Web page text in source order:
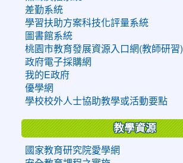
差勤系統
學習扶助方案科技化評量系統
圖書館系統
桃園市教育發展資源入口網(教師研習)
政府電子採購網
我的E政府
優學網
學校校外人士協助教學或活動要點
教學資源
國家教育研究院愛學網